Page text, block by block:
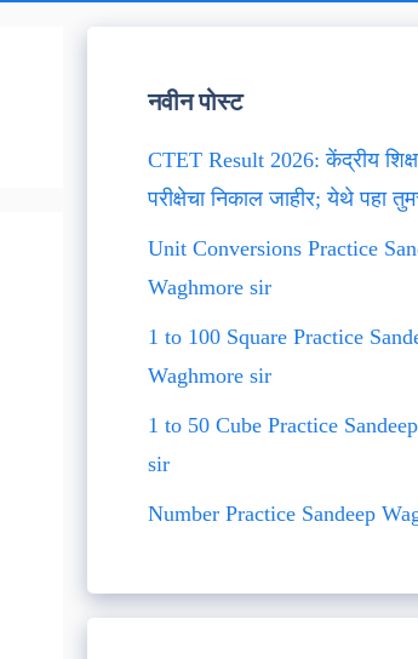
नवीन पोस्ट
CTET Result 2026: केंद्रीय
परीक्षेचा निकाल जाहीर; येथे पहा
Unit Conversions Practice
Waghmore sir
1 to 100 Square Practice
Waghmore sir
1 to 50 Cube Practice
sir
Number Practice Sandeep